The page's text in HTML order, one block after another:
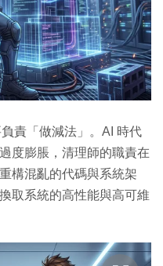
負責「做減法」。AI 時代
度膨脹，清理師的職責在
構混亂的代碼與系統架
取系統的高性能與高可維